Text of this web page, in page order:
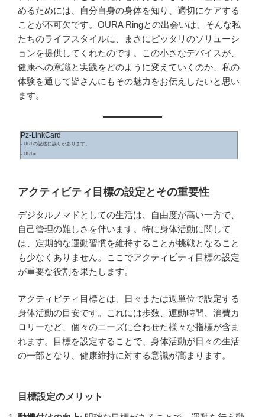
めるためには、自分自身の身体を知り、適切にケアする
ことが不可欠です。OURA Ringとの出会いは、そんな私
たちのライフスタイルに、まさにピッタリのソリューシ
ョンを提供してくれたのです。この小さなデバイスが、
健康への意識と実践をどのように変えていくのか、私の
体験を通じて皆さんにもその魅力をお伝えしたいと思い
ます。
Pz-LinkCard
- URLの記述に誤りがあります。
- URL=
アクティビティ目標の設定とその重要性
デジタルノマドとしての生活は、自由度が高い一方で、
自己管理の難しさを伴います。特に身体活動に関して
は、定期的な運動習慣を維持することが挑戦となること
も少なくありません。ここでアクティビティ目標の設定
が重要な役割を果たします。
アクティビティ目標とは、日々または週単位で設定する
身体活動の目安です。これには歩数、運動時間、消費カ
ロリーなど、個々のニーズに合わせた様々な指標が含ま
れます。目標を設定することで、身体活動が日々の生活
の一部となり、健康維持に対する意識が高まります。
目標設定のメリット